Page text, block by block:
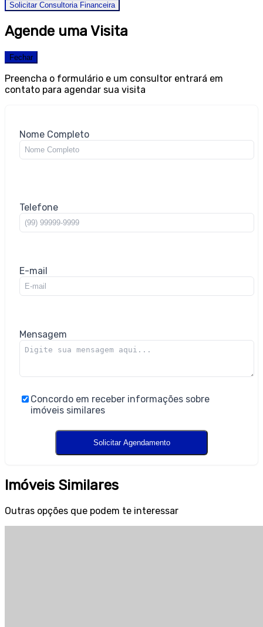
Solicitar Consultoria Financeira
Agende uma Visita
Fechar
Preencha o formulário e um consultor entrará em
contato para agendar sua visita
Nome Completo
Telefone
E-mail
Mensagem
Concordo em receber informações sobre
imóveis similares
Imóveis Similares
Outras opções que podem te interessar